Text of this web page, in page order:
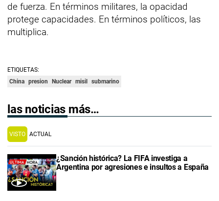
de fuerza. En términos militares, la opacidad
protege capacidades. En términos políticos, las
multiplica.
ETIQUETAS:
China presion Nuclear misil submarino
las noticias más…
VISTO ACTUAL
¿Sanción histórica? La FIFA investiga a
Argentina por agresiones e insultos a España